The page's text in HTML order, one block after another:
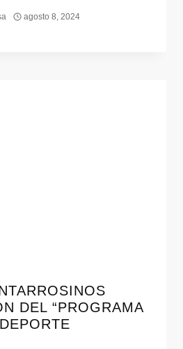
agosto 8, 2024
DEL “PROGRAMA